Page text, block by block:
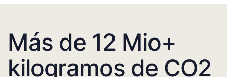
Más de 12 Mio+
kilogramos de CO2